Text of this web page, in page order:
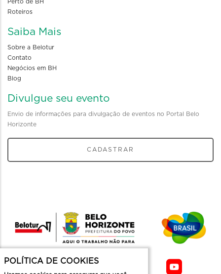
Perto de BH
Roteiros
Saiba Mais
Sobre a Belotur
Contato
Negócios em BH
Blog
Divulgue seu evento
Envio de informações para divulgação de eventos no Portal Belo
Horizonte
CADASTRAR
POLÍTICA DE COOKIES